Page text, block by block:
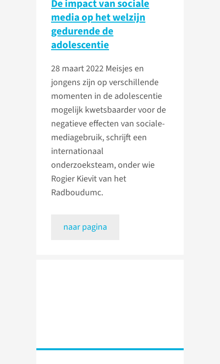
De impact van sociale
media op het welzijn
gedurende de
adolescentie
28 maart 2022 Meisjes en
jongens zijn op verschillende
momenten in de adolescentie
mogelijk kwetsbaarder voor de
negatieve effecten van sociale-
mediagebruik, schrijft een
internationaal
onderzoeksteam, onder wie
Rogier Kievit van het
Radboudumc.
naar pagina